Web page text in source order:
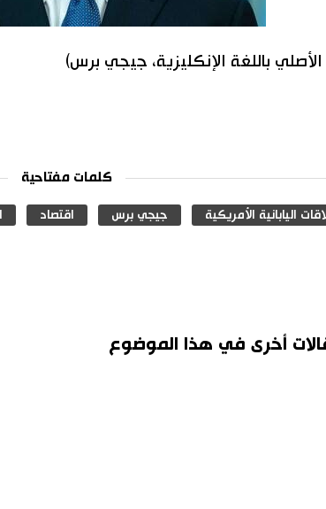
باللغة الإنكليزية، جيجي برس)
كلمات مفتاحية
اليابانية الأمريكية جيجي برس اقتصاد
أخرى في هذا الموضوع